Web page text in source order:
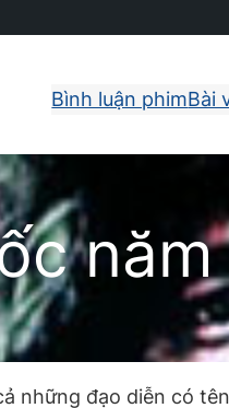
Bình luận phimBài
những đạo diễn có